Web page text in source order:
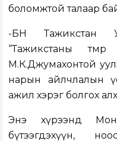
боломжтой талаар
-БН Тажикстан
“Тажикстаны
М.К.Джумахонтой
нарын айлчлалын
ажил хэрэг болгох
Энэ хүрээнд
бүтээгдэхүүн,